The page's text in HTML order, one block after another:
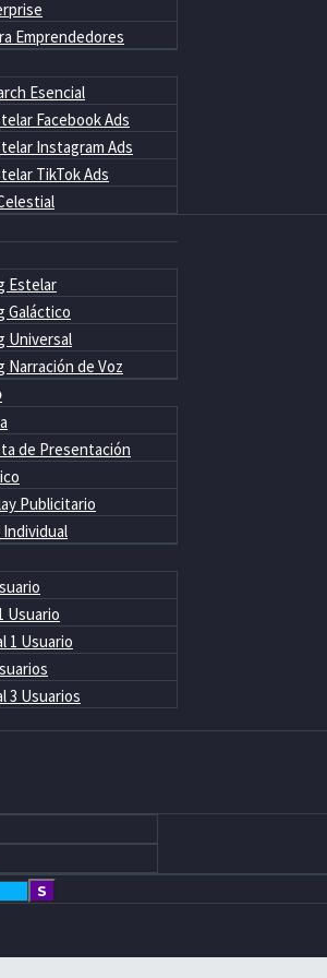
Emprendedores
Esencial
Facebook Ads
Instagram Ads
TikTok Ads
Estelar
Galáctico
Universal
Narración de Voz
de Presentación
Publicitario
Usuario
1 Usuario
3 Usuarios